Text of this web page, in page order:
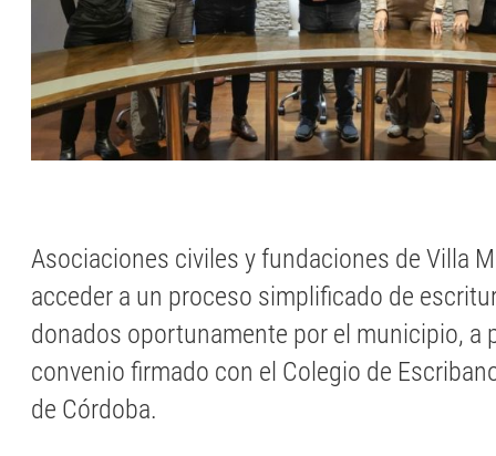
Asociaciones civiles y fundaciones de Villa
acceder a un proceso simplificado de
donados oportunamente por el municipio, a
convenio firmado con el Colegio de
de Córdoba.